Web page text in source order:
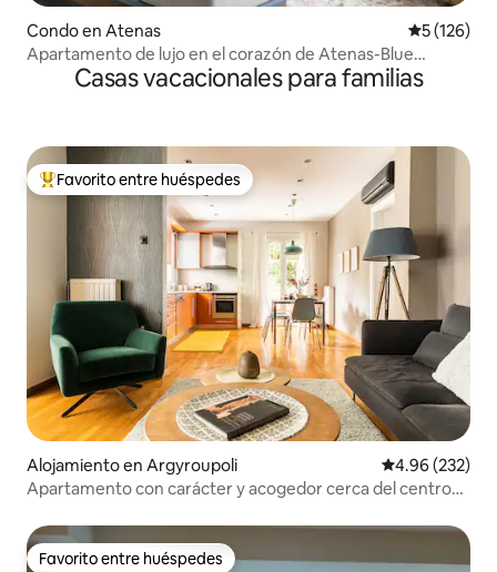
Condo en Atenas
5 (126)
Apartamento de lujo en el corazón de Atenas-Blue
GraphiteCasas vacacionales para familias
Favorito entre huéspedes preferido
Favorito entre huéspedes
Alojamiento en Argyroupoli Calificación
4.96 (232)
Apartamento con carácter y acogedor cerca del centro
Favorito entre huéspedes